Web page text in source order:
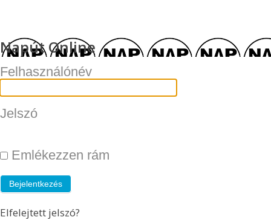
Napút Online
Felhasználónév
Jelszó
Emlékezzen rám
Elfelejtett jelszó?